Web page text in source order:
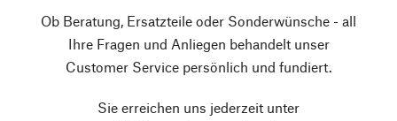
Ob Beratung, Ersatzteile oder Sonderwünsche - all
Ihre Fragen und Anliegen behandelt unser
Customer Service persönlich und fundiert.
Sie erreichen uns jederzeit unter